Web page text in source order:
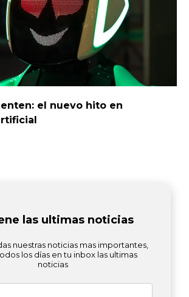
el nuevo hito en
las ultimas noticias
nuestras noticias mas importantes,
los días en tu inbox las ultimas
noticias